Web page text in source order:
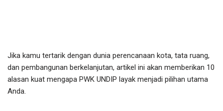
Jika kamu tertarik dengan dunia perencanaan kota, tata ruang,
dan pembangunan berkelanjutan, artikel ini akan memberikan 10
alasan kuat mengapa PWK UNDIP layak menjadi pilihan utama
Anda.